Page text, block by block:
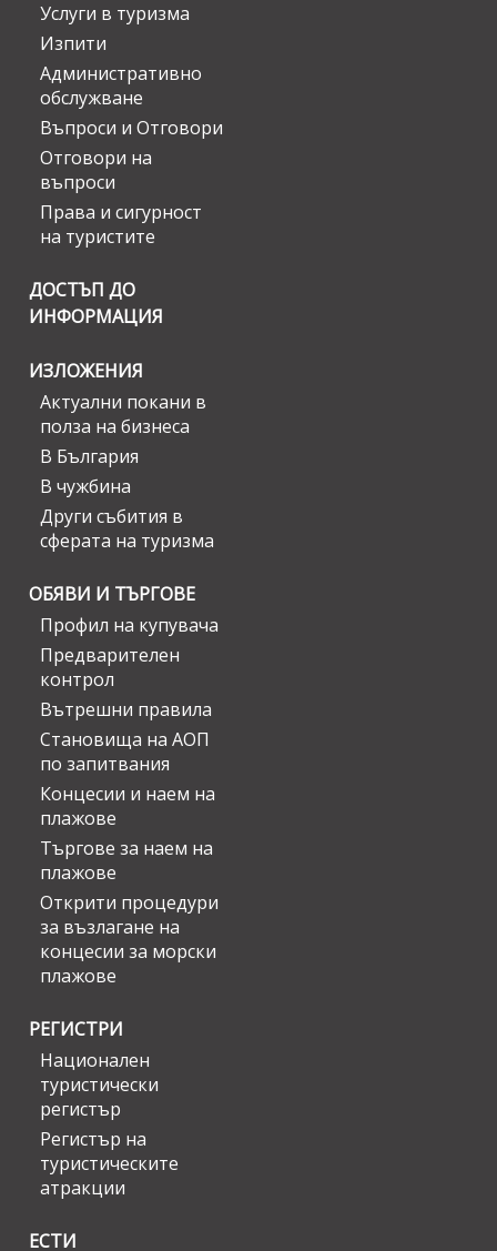
Услуги в туризма
Изпити
Административно
обслужване
Въпроси и Отговори
Отговори на
въпроси
Права и сигурност
на туристите
ДОСТЪП ДО
ИНФОРМАЦИЯ
ИЗЛОЖЕНИЯ
Актуални покани в
полза на бизнеса
В България
В чужбина
Други събития в
сферата на туризма
ОБЯВИ И ТЪРГОВЕ
Профил на купувача
Предварителен
контрол
Вътрешни правила
Становища на АОП
по запитвания
Концесии и наем на
плажове
Търгове за наем на
плажове
Открити процедури
за възлагане на
концесии за морски
плажове
РЕГИСТРИ
Национален
туристически
регистър
Регистър на
туристическите
атракции
ЕСТИ